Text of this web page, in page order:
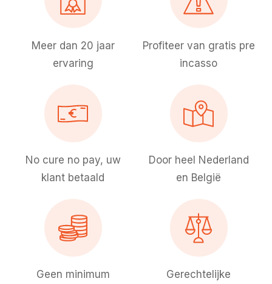
Meer dan 20 jaar
ervaring
Profiteer van gratis pre
incasso
No cure no pay, uw
klant betaald
Door heel Nederland
en België
Geen minimum
Gerechtelijke